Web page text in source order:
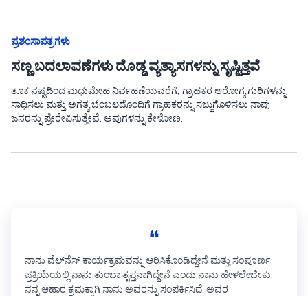
ಪ್ರಶಂಸಾಪತ್ರಗಳು
ಸಣ್ಣ ಬದಲಾವಣೆಗಳು ದೊಡ್ಡ ವ್ಯತ್ಯಾಸಗಳನ್ನು ಸೃಷ್ಟಿತ್ತವೆ
ತೂಕ ನಷ್ಟದಿಂದ ಮಧುಮೇಹ ನಿರ್ವಹಣೆಯವರೆಗೆ, ಗ್ರಾಹಕರ ಆರೋಗ್ಯ ಗುರಿಗಳನ್ನು
ಸಾಧಿಸಲು ಮತ್ತು ಅಗತ್ಯ ಬೆಂಬಲದೊಂದಿಗೆ ಗ್ರಾಹಕರನ್ನು ಸಜ್ಜುಗೊಳಿಸಲು ನಾವು
ಜನರನ್ನು ಪ್ರೇರೇಪಿಸುತ್ತೇವೆ. ಅವುಗಳನ್ನು ಕೇಳೋಣ.
❝
ನಾನು ವೆಲ್‌ನೆಸ್‌ ಕಾರ್ಯಕ್ರಮವನ್ನು ಆರಿಸಿಕೊಂಡಿದ್ದೇನೆ ಮತ್ತು ಸಂಪೂರ್ಣ
ಪ್ರಕ್ರಿಯೆಯಲ್ಲಿ ನಾನು ತುಂಬಾ ತೃಪ್ತನಾಗಿದ್ದೇನೆ ಎಂದು ನಾನು ಹೇಳಲೇಬೇಕು.
ನನ್ನ ಆಹಾರ ಕ್ರಮಕ್ಕಾಗಿ ನಾನು ಅವರನ್ನು ಸಂಪರ್ಕಿಸಿದೆ. ಅವರ